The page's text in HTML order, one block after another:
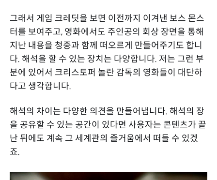
그래서 게임 크레딧을 보면 이전까지 이겨낸 보스 몬스
터를 보여주고, 영화에서도 주인공의 회상 장면을 통해
지난 내용을 청중과 함께 떠오르게 만들어주기도 합니
다. 해석을 할 수 있는 장치는 다양합니다. 저는 그런 부
분에 있어서 크리스토퍼 놀란 감독의 영화들이 대단하
다고 생각합니다.
해석의 차이는 다양한 의견을 만들어냅니다. 해석의 장
을 공유할 수 있는 공간이 있다면 사용자는 콘텐츠가 끝
난 뒤에도 계속 그 세계관의 즐거움에서 떠들 수 있겠
죠.